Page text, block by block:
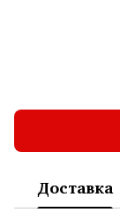
Доставка